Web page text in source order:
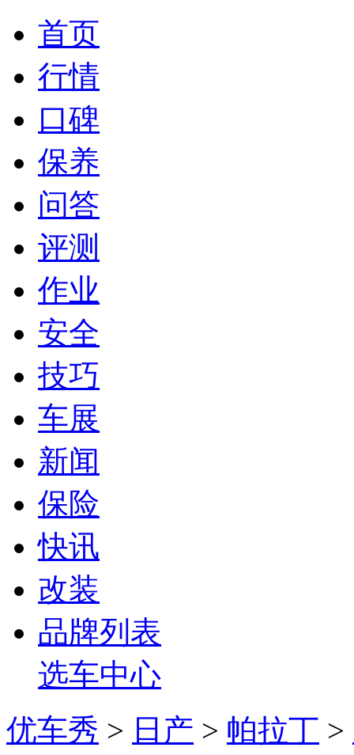
首页
行情
口碑
保养
问答
评测
作业
安全
技巧
车展
新闻
保险
快讯
改装
品牌列表
选车中心
优车秀 > 日产 > 帕拉丁 >